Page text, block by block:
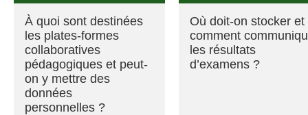
À quoi sont destinées
les plates-formes
collaboratives
pédagogiques et peut-
on y mettre des
données
personnelles ?
Où doit-on stocker et
comment
les résultats
d’examens ?